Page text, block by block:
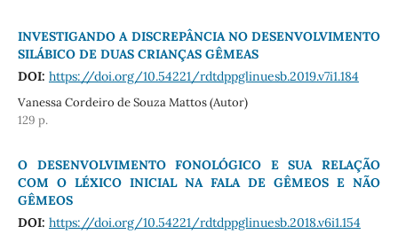
INVESTIGANDO A DISCREPÂNCIA NO DESENVOLVIMENTO
SILÁBICO DE DUAS CRIANÇAS GÊMEAS
DOI: https://doi.org/10.54221/rdtdppglinuesb.2019.v7i1.184
Vanessa Cordeiro de Souza Mattos (Autor)
129 p.
O DESENVOLVIMENTO FONOLÓGICO E SUA RELAÇÃO
COM O LÉXICO INICIAL NA FALA DE GÊMEOS E NÃO
GÊMEOS
DOI: https://doi.org/10.54221/rdtdppglinuesb.2018.v6i1.154